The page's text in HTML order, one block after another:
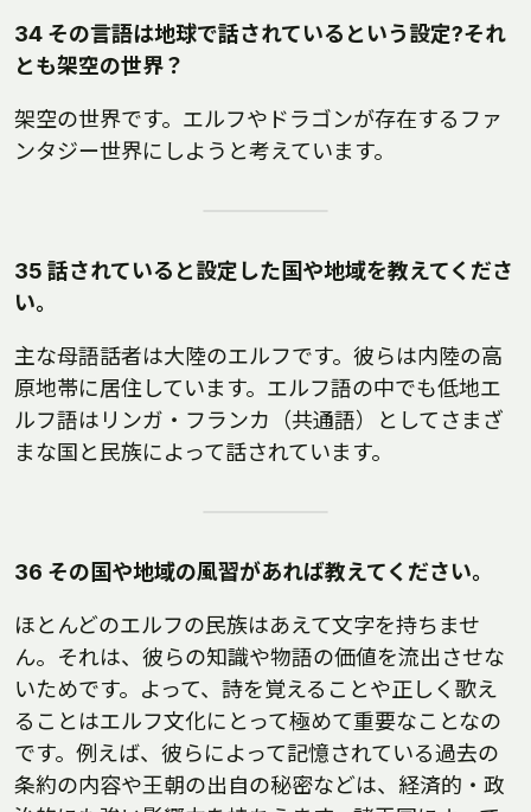
34 その言語は地球で話されているという設定?それ
とも架空の世界？
架空の世界です。エルフやドラゴンが存在するファ
ンタジー世界にしようと考えています。
35 話されていると設定した国や地域を教えてくださ
い。
主な母語話者は大陸のエルフです。彼らは内陸の高
原地帯に居住しています。エルフ語の中でも低地エ
ルフ語はリンガ・フランカ（共通語）としてさまざ
まな国と民族によって話されています。
36 その国や地域の風習があれば教えてください。
ほとんどのエルフの民族はあえて文字を持ちませ
ん。それは、彼らの知識や物語の価値を流出させな
いためです。よって、詩を覚えることや正しく歌え
ることはエルフ文化にとって極めて重要なことなの
です。例えば、彼らによって記憶されている過去の
条約の内容や王朝の出自の秘密などは、経済的・政